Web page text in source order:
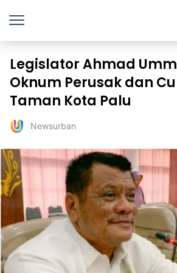
Legislator Ahmad
Oknum Perusak dan
Taman Kota Palu
Newsurban